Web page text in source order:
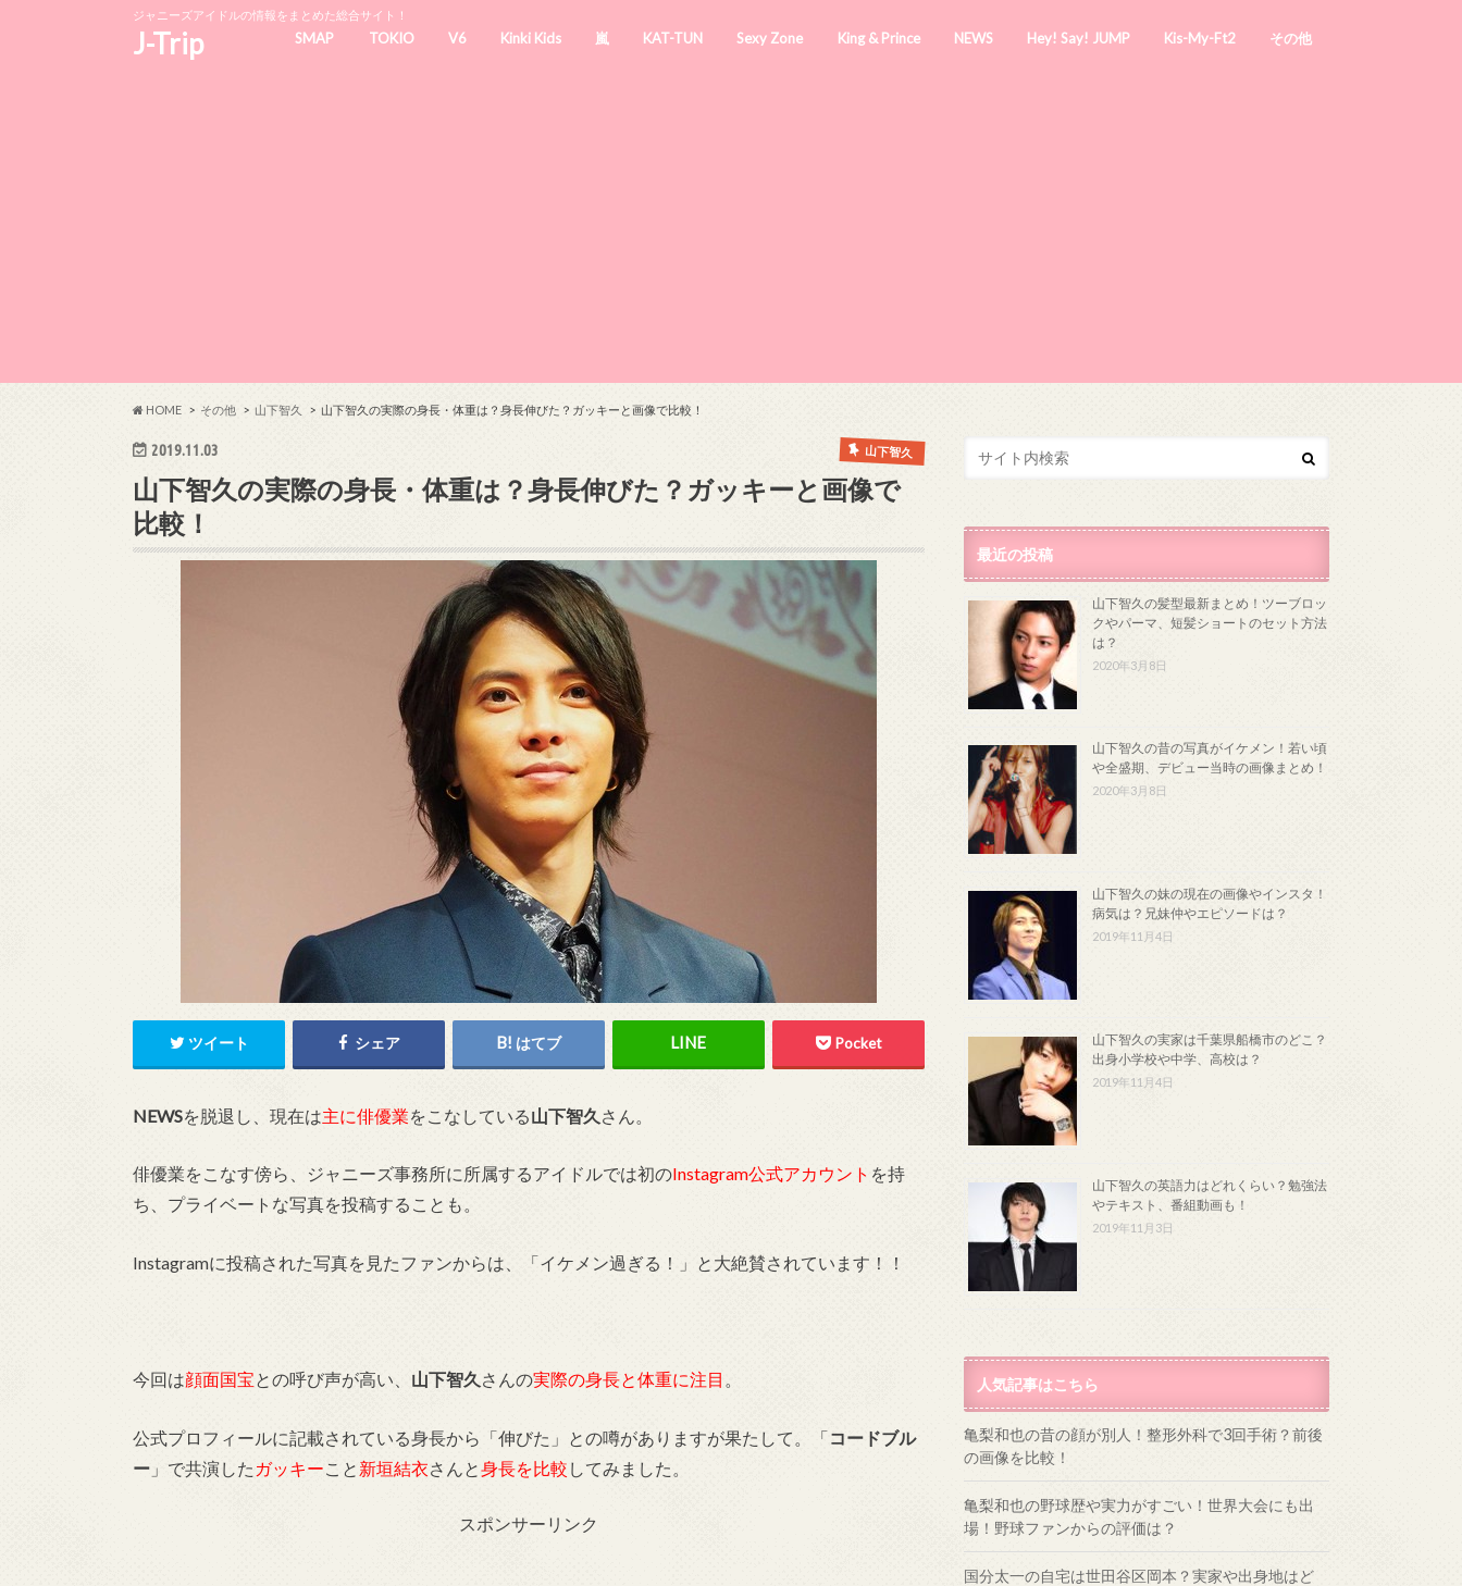
ジャニーズアイドルの情報をまとめた総合サイト！
J-Trip SMAP TOKIO V6 Kinki Kids 嵐 KAT-TUN Sexy Zone King & Prince NEWS Hey! Say! JUMP Kis-My-Ft2 その他
HOME その他 山下智久 山下智久の実際の身長・体重は？身長伸びた？ガッキーと画像で比較！
2019.11.03 山下智久
山下智久の実際の身長・体重は？身長伸びた？ガッキーと画像で
比較！
ツイート シェア はてブ Pocket
NEWSを脱退し、現在は主に俳優業をこなしている山下智久 さん。
俳優業をこなす傍ら、ジャニーズ事務所に所属するアイドルでは初のInstagram公式アカウント を持
ち、プライベートな写真を投稿することも。
Instagramに投稿された写真を見たファンからは、「イケメン過ぎる！」と大絶賛されています！！
今回は顔面国宝との呼び声が高い、 山下智久 さんの実際の身長と体重に注目 。
公式プロフィールに記載されている身長から「伸びた」との噂がありますが果たして。「コードブル
ー 」で共演した ガッキー こと 新垣結衣さんと身長を比較 してみました。
スポンサーリンク
最近の投稿
山下智久の髪型最新まとめ！ツーブロッ
クやパーマ、短髪ショートのセット方法
は？
2020年3月8日
山下智久の昔の写真がイケメン！若い頃
や全盛期、デビュー当時の画像まとめ！
2020年3月8日
山下智久の妹の現在の画像やインスタ！
病気は？兄妹仲やエピソードは？
2019年11月4日
山下智久の実家は千葉県船橋市のどこ？
出身小学校や中学、高校は？
2019年11月4日
山下智久の英語力はどれくらい？勉強法
やテキスト、番組動画も！
2019年11月3日
人気記事はこちら
亀梨和也の昔の顔が別人！整形外科で3回手術？前後
の画像を比較！
亀梨和也の野球歴や実力がすごい！世界大会にも出
場！野球ファンからの評価は？
国分太一の自宅は世田谷区岡本？実家や出身地はど